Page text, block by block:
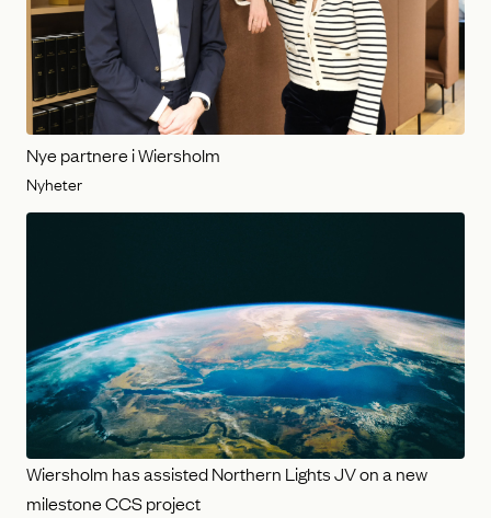
Nye partnere i Wiersholm
Nyheter
Wiersholm has assisted Northern Lights JV on a new
milestone CCS project